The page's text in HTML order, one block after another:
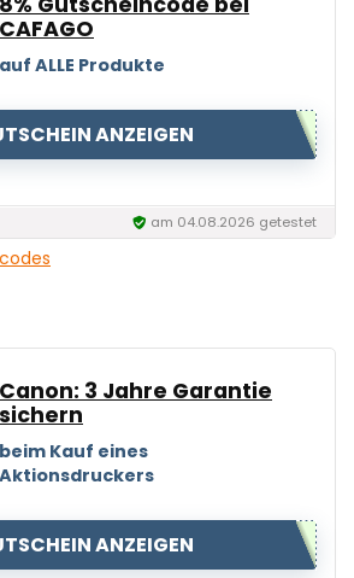
CAFAGO
auf ALLE Produkte
ANZEIGEN
am 04.08.2026 getestet
Canon: 3 Jahre Garantie
sichern
beim Kauf eines
Aktionsdruckers
ANZEIGEN